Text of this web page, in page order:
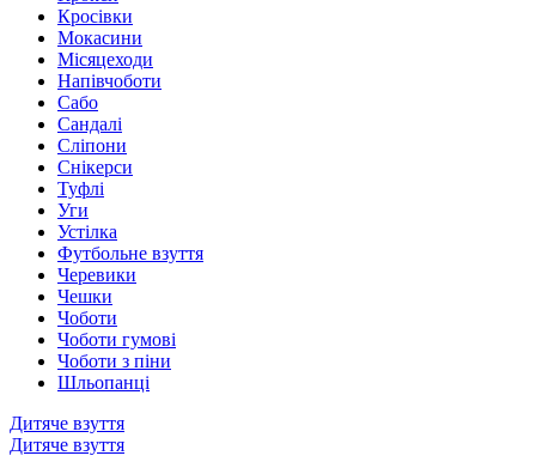
Кросівки
Мокасини
Місяцеходи
Напівчоботи
Сабо
Сандалі
Сліпони
Снікерси
Туфлі
Уги
Устілка
Футбольне взуття
Черевики
Чешки
Чоботи
Чоботи гумові
Чоботи з піни
Шльопанці
Дитяче взуття
Дитяче взуття